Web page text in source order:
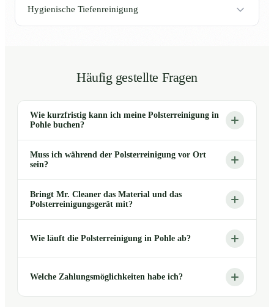
Hygienische Tiefenreinigung
Häufig gestellte Fragen
Wie kurzfristig kann ich meine Polsterreinigung in
Pohle buchen?
Muss ich während der Polsterreinigung vor Ort
sein?
Bringt Mr. Cleaner das Material und das
Polsterreinigungsgerät mit?
Wie läuft die Polsterreinigung in Pohle ab?
Welche Zahlungsmöglichkeiten habe ich?